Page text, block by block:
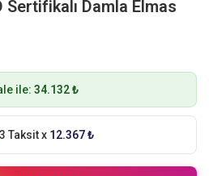
Sertifikalı Damla Elmas
ile: 34.132 ₺
3 Taksit x 12.367 ₺